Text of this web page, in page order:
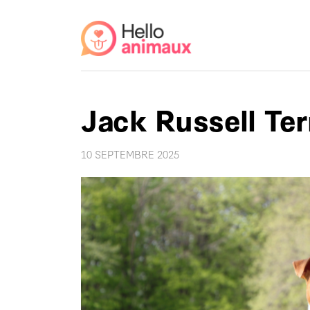
Jack Russell
10 SEPTEMBRE 2025